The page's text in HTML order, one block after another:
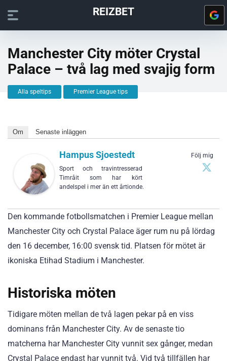
REIZBET
Manchester City möter Crystal
Palace – två lag med svajig form
Alla speltips Premier League tips
Om Senaste inläggen
Följ mig
Hampus Sjoestedt
Sport och travintresserad
Timråit som har kört
andelspel i mer än ett årtionde.
Den kommande fotbollsmatchen i Premier League mellan
Manchester City och Crystal Palace äger rum nu på lördag
den 16 december, 16:00 svensk tid. Platsen för mötet är
ikoniska Etihad Stadium i Manchester.
Historiska möten
Tidigare möten mellan de två lagen pekar på en viss
dominans från Manchester City. Av de senaste tio
matcherna har Manchester City vunnit sex gånger, medan
Crystal Palace endast har vunnit två. Vid två tillfällen har